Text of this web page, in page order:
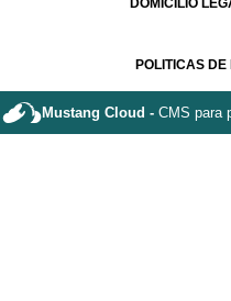
POLITICAS
Mustang Cloud - CMS para